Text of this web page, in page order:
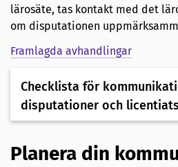
lärosäte, tas kontakt med det
om disputationen
Framlagda avhandlingar
Checklista för
disputationer och
Planera din